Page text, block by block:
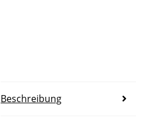
Beschreibung